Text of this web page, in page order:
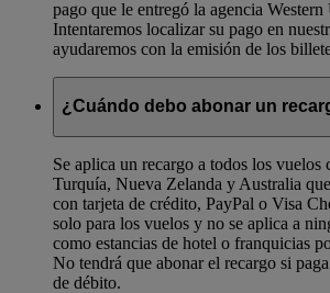
pago que le entregó la agencia
Intentaremos localizar su pago en
ayudaremos con la emisión de los
¿Cuándo debo abonar un
Se aplica un recargo a todos los vuelos
Turquía, Nueva Zelanda y Australia
con tarjeta de crédito, PayPal o Visa
solo para los vuelos y no se aplica a
como estancias de hotel o franquicias
No tendrá que abonar el recargo si
de débito.